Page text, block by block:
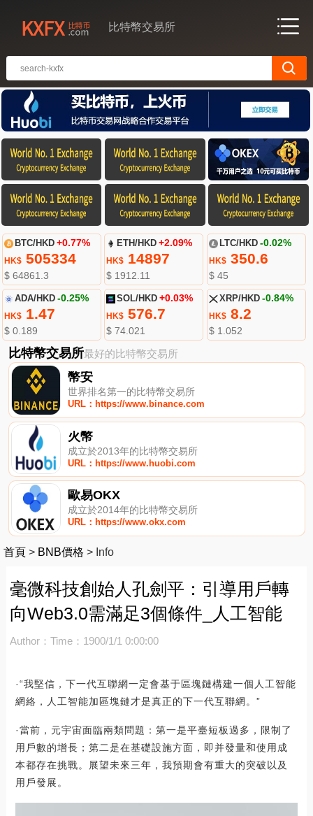
比特幣交易所
BTC/HKD +0.77%
HK$505334
$ 64861.3
ETH/HKD +2.09%
HK$ 14897
$ 1912.11
LTC/HKD -0.02%
HK$350.6
$ 45
ADA/HKD -0.25%
HK$1.47
$ 0.189
SOL/HKD +0.03%
HK$ 576.7
$ 74.021
XRP/HKD -0.84%
HK$8.2
$ 1.052
比特幣交易所最好的比特幣交易所
幣安
世界排名第一的比特幣交易所
URL：https://www.binance.com
火幣
成立於2013年的比特幣交易所
URL：https://www.huobi.com
歐易OKX
成立於2014年的比特幣交易所
URL：https://www.okx.com
首頁 > BNB價格 > Info
毫微科技創始人孔劍平：引導用戶轉
向Web3.0需滿足3個條件_人工智能
Author： Time：1900/1/1 0:00:00
·“我堅信，下一代互聯網一定會基于區塊鏈構建一個人工智能
網絡，人工智能加區塊鏈才是真正的下一代互聯網。”
·當前，元宇宙面臨兩類問題：第一是平臺短板過多，限制了
用戶數的增長；第二是在基礎設施方面，即并發量和使用成
本都存在挑戰。展望未來三年，我預期會有重大的突破以及
用戶發展。